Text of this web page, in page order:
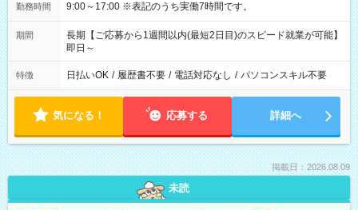
勤務時間 9:00～17:00 ※表記のうち実働7時間です。
期間
長期【ご応募から1週間以内(最短2日目)のスピード就業が可能】
即日～
特徴 日払いOK / 履歴書不要 / 電話対応なし / パソコンスキル不要
気になる！ 応募する 詳細へ
掲載日：2026.08.09
未読